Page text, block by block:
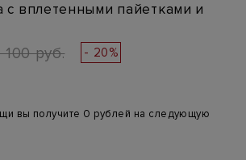
с вплетенными пайетками и
100 руб. - 20%
вы получите 0 рублей на следующую